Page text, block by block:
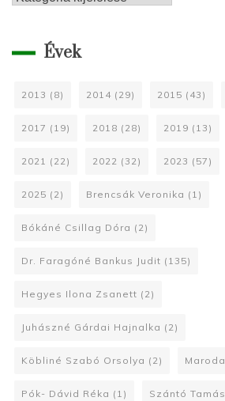
Évek
2013 (8) 2014 (29) 2015 (43)
2017 (19) 2018 (28) 2019 (13)
2021 (22) 2022 (32) 2023 (57)
2025 (2) Brencsák Veronika (1)
Bókáné Csillag Dóra (2)
Dr. Faragóné Bankus Judit (135)
Hegyes Ilona Zsanett (2)
Juhászné Gárdai Hajnalka (2)
Köbliné Szabó Orsolya (2)
Pók- Dávid Réka (1) Szántó